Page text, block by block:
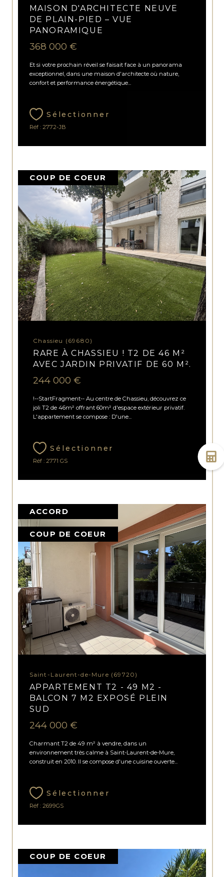
MAISON D'ARCHITECTE NEUVE
DE PLAIN-PIED – VUE
PANORAMIQUE
368 000 €
Et si votre prochain réveil se faisait face à un panorama
exceptionnel, dans une maison d'architecte où nature,
confort et performance énergétique...
Sélectionner
Réf : 2772-JB
Chassieu (69680)
RARE À CHASSIEU ! T2 DE 46 M²
AVEC JARDIN PRIVATIF DE 60 M².
244 000 €
!--StartFragment-- Au centre de Chassieu, découvrez ce
joli T2 de 46m² offrant 60m² d'espace extérieur privatif.
L'appartement se compose : D'une...
Sélectionner
Réf : 2771 GS
COUP DE COEUR
Saint-Laurent-de-Mure (69720)
APPARTEMENT T2 - 49 M2 -
BALCON 7 M2 EXPOSÉ PLEIN
SUD
244 000 €
Charmant T2 de 49 m² à vendre, dans un
environnement très calme à Saint-Laurent-de-Mure,
construit en 2010. Il se compose d'une cuisine ouverte...
Sélectionner
Réf : 2699GS
ACCORD
COUP DE COEUR
COUP DE COEUR